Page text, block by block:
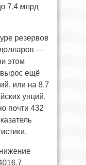
7,4 млрд
резервов
—
этом
вырос ещё
или на 8,7
унций,
почти 432